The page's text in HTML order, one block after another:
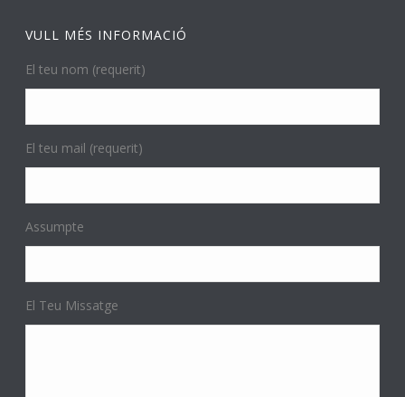
VULL MÉS INFORMACIÓ
El teu nom (requerit)
El teu mail (requerit)
Assumpte
El Teu Missatge